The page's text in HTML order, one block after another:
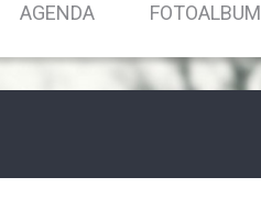
AGENDA FOTOALBUM